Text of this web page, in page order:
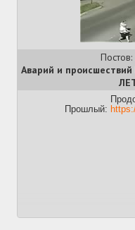
Аварий и
Прошлый: